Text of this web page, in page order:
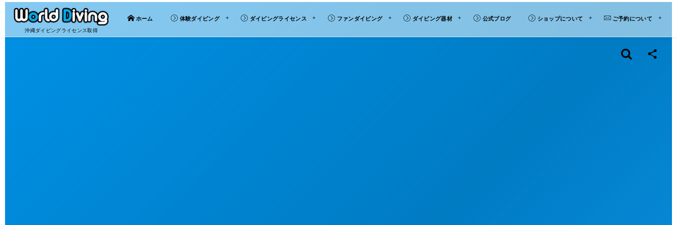
沖縄ダイビングライセンス取得
ホーム 体験ダイビング ダイビングライセンス ファンダイビング ダイビング器材 公式ブログ ショップについて ご予約について